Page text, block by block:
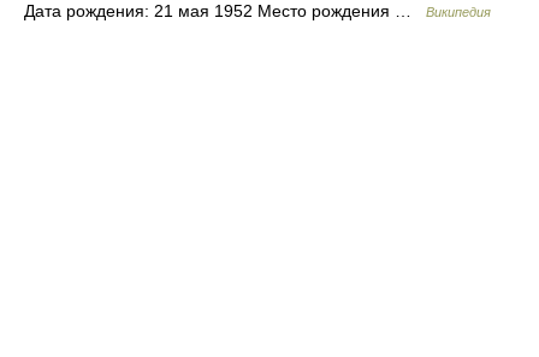
Дата рождения: 21 мая 1952 Место рождения …
Википедия